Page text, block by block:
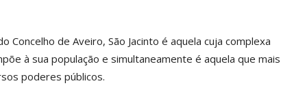
Concelho de Aveiro, São Jacinto é aquela cuja complexa
à sua população e simultaneamente é aquela que mais
poderes públicos.